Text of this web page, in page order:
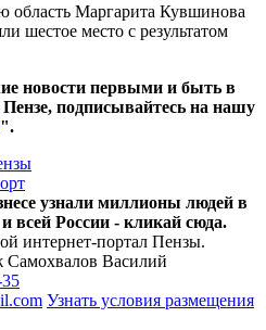
область Маргарита Кувшинова
шестое место с результатом
новости первыми и быть в
подписывайтесь на нашу
".
узнали миллионы людей в
всей России - кликай сюда.
интернет-портал Пензы.
Самохвалов Василий
Узнать условия размещения